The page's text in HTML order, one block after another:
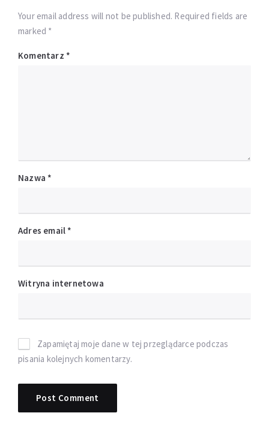
Your email address will not be published. Required fields are
marked *
Komentarz *
Nazwa *
Adres email *
Witryna internetowa
Zapamiętaj moje dane w tej przeglądarce podczas
pisania kolejnych komentarzy.